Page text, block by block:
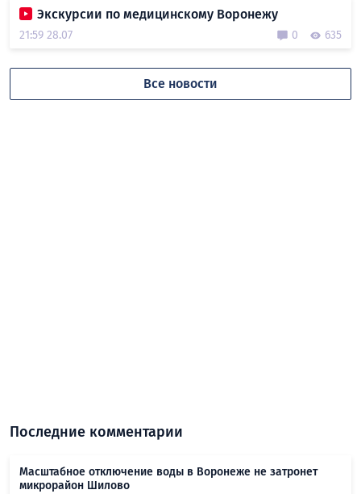
Экскурсии по медицинскому Воронежу
21:59 28.07 0 635
Все новости
Последние комментарии
Масштабное отключение воды в Воронеже не затронет
микрорайон Шилово